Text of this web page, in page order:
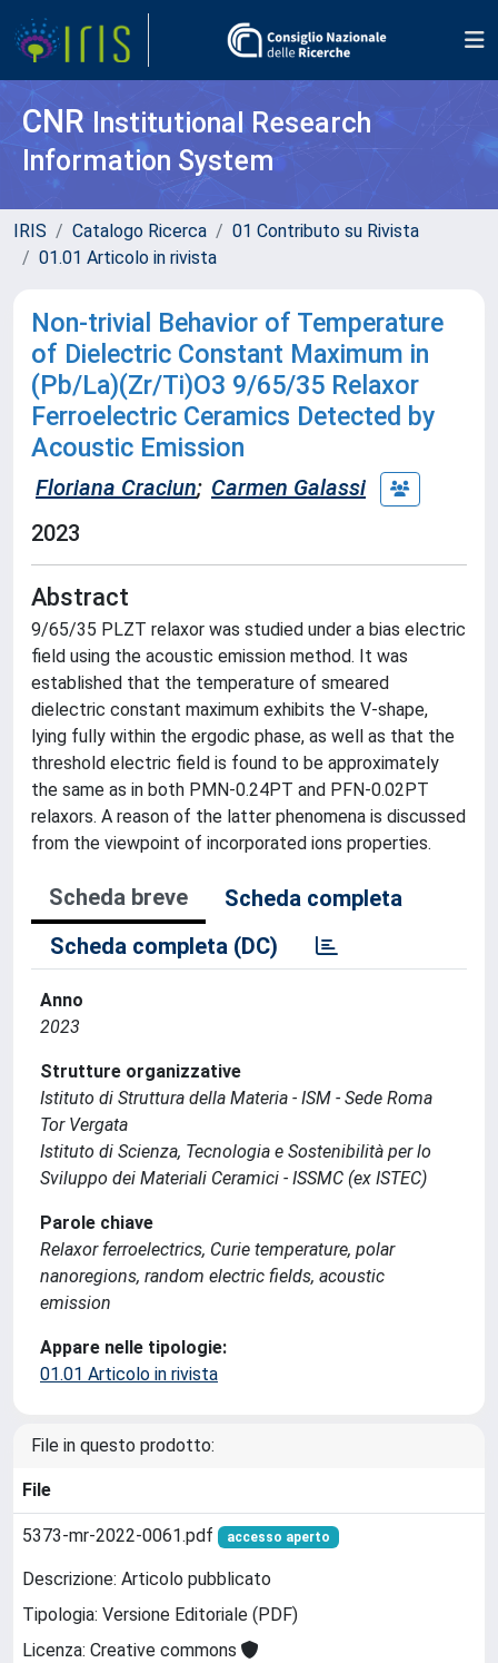
CNR Institutional Research
Information System
IRIS Catalogo Ricerca
01 Contributo su Rivista
01.01 Articolo in rivista
Non-trivial Behavior of Temperature
of Dielectric Constant Maximum in
(Pb/La)(Zr/Ti)O3 9/65/35 Relaxor
Ferroelectric Ceramics Detected by
Acoustic Emission
Floriana Craciun; Carmen Galassi
2023
Abstract
9/65/35 PLZT relaxor was studied under a bias electric
field using the acoustic emission method. It was
established that the temperature of smeared
dielectric constant maximum exhibits the V-shape,
lying fully within the ergodic phase, as well as that the
threshold electric field is found to be approximately
the same as in both PMN-0.24PT and PFN-0.02PT
relaxors. A reason of the latter phenomena is discussed
from the viewpoint of incorporated ions properties.
Scheda breve
Scheda completa
Scheda completa (DC)
Anno
2023
Strutture organizzative
Istituto di Struttura della Materia - ISM - Sede Roma
Tor Vergata
Istituto di Scienza, Tecnologia e Sostenibilità per lo
Sviluppo dei Materiali Ceramici - ISSMC (ex ISTEC)
Parole chiave
Relaxor ferroelectrics, Curie temperature, polar
nanoregions, random electric fields, acoustic
emission
Appare nelle tipologie:
01.01 Articolo in rivista
File in questo prodotto:
File
5373-mr-2022-0061.pdf accesso aperto
Descrizione: Articolo pubblicato
Tipologia: Versione Editoriale (PDF)
Licenza: Creative commons